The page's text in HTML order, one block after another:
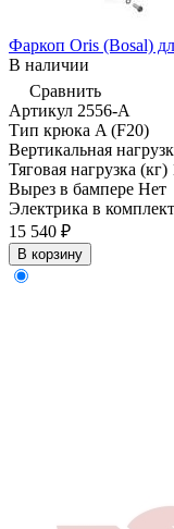
Фаркоп Oris (Bosal)
В наличии
Сравнить
Артикул 2556-A
Тип крюка A (F20)
Вертикальная
Тяговая нагрузка (кг)
Вырез в бампере Нет
Электрика в
15 540 ₽
В корзину